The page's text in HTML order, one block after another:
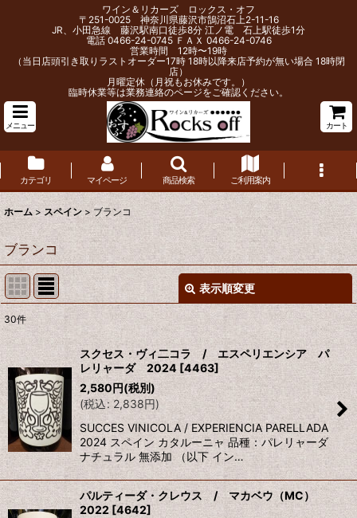
ワイン＆リカーズ ロックス・オフ
〒251-0025 神奈川県藤沢市鵠沼石上2-11-16
JR、小田急線 藤沢駅南口徒歩8分 江ノ電 石上駅徒歩1分
電話 0466-24-0745 ＦＡＸ 0466-24-0746
営業時間 12時〜19時
（当日店頭引き取りラストオーダー17時 18時以降来店予約が無い場合 18時閉
店）
月曜定休（月祝もお休みです。）
臨時休業等は業務連絡のページをご確認ください。
メニュー カート
カテゴリ マイページ 商品検索 ご利用案内
ホーム > スペイン > ブランコ
ブランコ
表示順変更
表示数 :
並び順:
絞り込む
30件
スクセス・ヴィ二コラ / エスペリエンシア パ
レリャーダ 2024 [4463]
2,580円(税別)
(税込: 2,838円)
SUCCES VINICOLA / EXPERIENCIA PARELLADA
2024 スペイン カタルーニャ 品種：パレリャーダ
ナチュラル 無添加 （以下 イン…
パルティーダ・クレウス / マカベウ（MC）
2022 [4642]